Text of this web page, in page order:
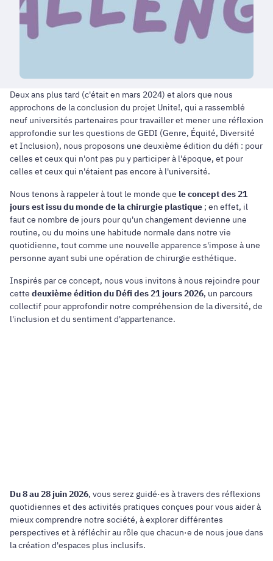
Deux ans plus tard (c'était en mars 2024) et alors que nous
approchons de la conclusion du projet Unite!, qui a rassemblé
neuf universités partenaires pour travailler et mener une réflexion
approfondie sur les questions de GEDI (Genre, Équité, Diversité
et Inclusion), nous proposons une deuxième édition du défi : pour
celles et ceux qui n'ont pas pu y participer à l'époque, et pour
celles et ceux qui n'étaient pas encore à l'université.
Nous tenons à rappeler à tout le monde que le concept des 21
jours est issu du monde de la chirurgie plastique ; en effet, il
faut ce nombre de jours pour qu'un changement devienne une
routine, ou du moins une habitude normale dans notre vie
quotidienne, tout comme une nouvelle apparence s'impose à une
personne ayant subi une opération de chirurgie esthétique.
Inspirés par ce concept, nous vous invitons à nous rejoindre pour
cette deuxième édition du Défi des 21 jours 2026, un parcours
collectif pour approfondir notre compréhension de la diversité, de
l'inclusion et du sentiment d'appartenance.
Du 8 au 28 juin 2026, vous serez guidé·es à travers des réflexions
quotidiennes et des activités pratiques conçues pour vous aider à
mieux comprendre notre société, à explorer différentes
perspectives et à réfléchir au rôle que chacun·e de nous joue dans
la création d'espaces plus inclusifs.